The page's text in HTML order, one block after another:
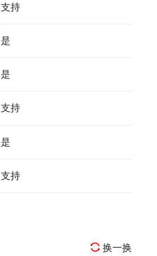
支持
是
是
支持
是
支持
换一换